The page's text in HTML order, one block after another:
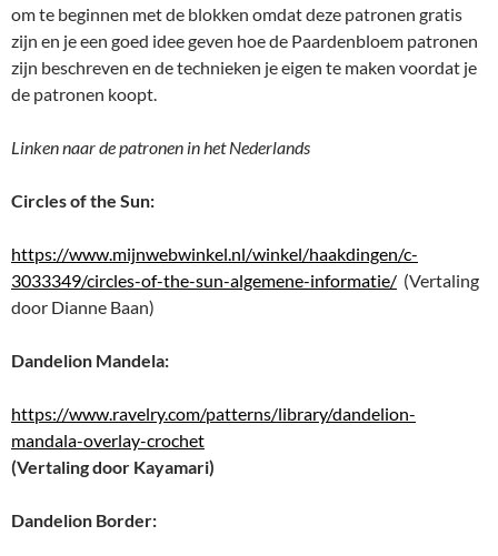
om te beginnen met de blokken omdat deze patronen gratis
zijn en je een goed idee geven hoe de Paardenbloem patronen
zijn beschreven en de technieken je eigen te maken voordat je
de patronen koopt.
Linken naar de patronen in het Nederlands
Circles of the Sun:
https://www.mijnwebwinkel.nl/winkel/haakdingen/c-
3033349/circles-of-the-sun-algemene-informatie/ (Vertaling
door Dianne Baan)
Dandelion Mandela:
https://www.ravelry.com/patterns/library/dandelion-
mandala-overlay-crochet
(Vertaling door Kayamari)
Dandelion Border: